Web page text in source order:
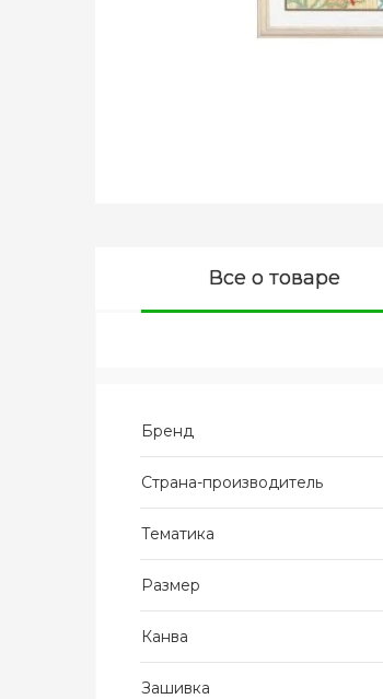
Все о товаре
Бренд
Страна-производитель
Тематика
Размер
Канва
Зашивка